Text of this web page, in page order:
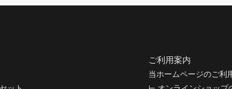
奥には細部まで拘りの見える収納スペースがござ
ご利用案内
当ホームページのご利